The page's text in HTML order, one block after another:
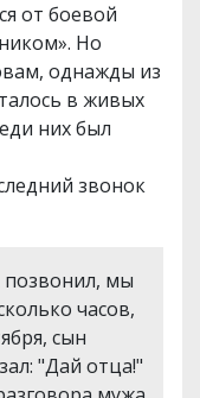
от боевой
Но
однажды из
в живых
них был
звонок
позвонил, мы
часов,
сын
"Дай отца!"